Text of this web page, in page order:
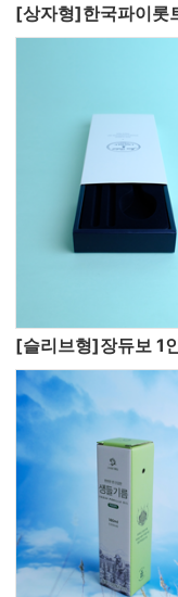
[상자형]한국파이롯
[슬리브형]장듀보 1